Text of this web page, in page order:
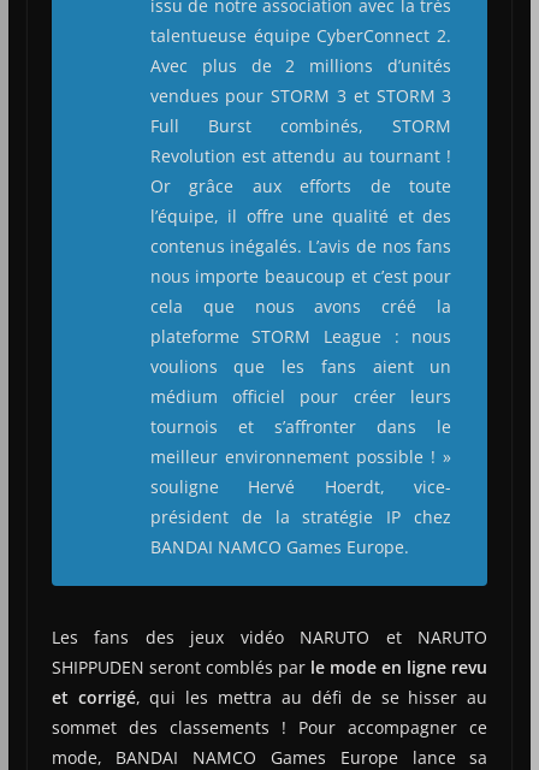
issu de notre association avec la très
talentueuse équipe CyberConnect 2.
Avec plus de 2 millions d’unités
vendues pour STORM 3 et STORM 3
Full Burst combinés, STORM
Revolution est attendu au tournant !
Or grâce aux efforts de toute
l’équipe, il offre une qualité et des
contenus inégalés. L’avis de nos fans
nous importe beaucoup et c’est pour
cela que nous avons créé la
plateforme STORM League : nous
voulions que les fans aient un
médium officiel pour créer leurs
tournois et s’affronter dans le
meilleur environnement possible ! »
souligne Hervé Hoerdt, vice-
président de la stratégie IP chez
BANDAI NAMCO Games Europe.
Les fans des jeux vidéo NARUTO et NARUTO
SHIPPUDEN seront comblés par le mode en ligne revu
et corrigé, qui les mettra au défi de se hisser au
sommet des classements ! Pour accompagner ce
mode, BANDAI NAMCO Games Europe lance sa